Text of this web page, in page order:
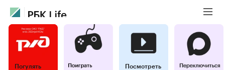
Погулять Посмотреть